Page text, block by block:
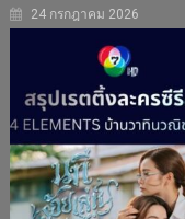
24 กรกฎาคม 2026